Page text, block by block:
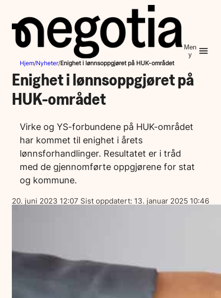
innhold
Men
y
Hjem/Nyheter/Enighet i lønnsoppgjøret på HUK-området
Enighet i lønnsoppgjøret på
HUK-området
Virke og YS-forbundene på HUK-området
har kommet til enighet i årets
lønnsforhandlinger. Resultatet er i tråd
med de gjennomførte oppgjørene for stat
og kommune.
Lagt
ut
20. juni 2023 12:07 Sist oppdatert: 13. januar 2025 10:46